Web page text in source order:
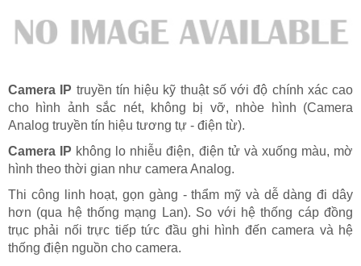
Camera IP truyền tín hiệu kỹ thuật số với độ chính xác cao
cho hình ảnh sắc nét, không bị vỡ, nhòe hình (Camera
Analog truyền tín hiệu tương tự - điện từ).
Camera IP không lo nhiễu điện, điện tử và xuống màu, mờ
hình theo thời gian như camera Analog.
Thi công linh hoạt, gọn gàng - thẩm mỹ và dễ dàng đi dây
hơn (qua hệ thống mạng Lan). So với hệ thống cáp đồng
trục phải nối trực tiếp tức đầu ghi hình đến camera và hệ
thống điện nguồn cho camera.